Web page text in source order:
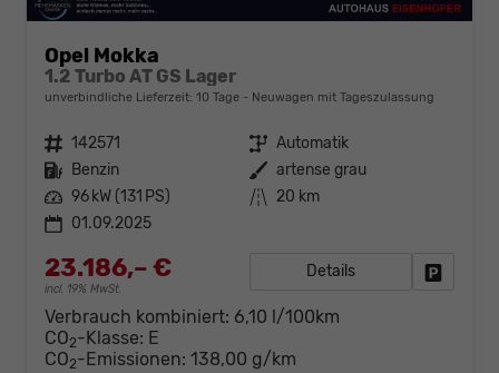
Opel Mokka
1.2 Turbo AT GS Lager
unverbindliche Lieferzeit: 10 Tage Neuwagen mit Tageszulassung
Fahrzeugnr. 142571 Getriebe Automatik
Kraftstoff Benzin Außenfarbe artense grau
Leistung 96 kW (131 PS) Kilometerstand 20 km
01.09.2025
23.186,– €
incl. 19% MwSt.
Details
Verbrauch kombiniert: 6,10 l/100km
CO2-Klasse: E
CO2-Emissionen: 138,00 g/km